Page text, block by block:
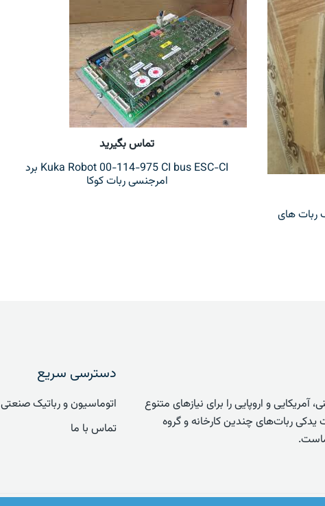
ربات های
تماس بگیرید
Kuka Robot 00-114-975 CI bus ESC-CI برد
امرجنسی ربات کوکا
ژاپنی، آمریکایی و اروپایی را برای نیازهای متنوع
ربات‌های چندین کارخانه و گروه
دسترسی سریع
اتوماسیون و رباتیک صنعتی
تماس با ما